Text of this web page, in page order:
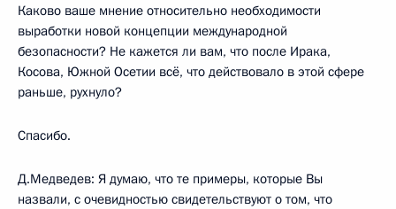
Каково ваше мнение относительно необходимости
выработки новой концепции международной
безопасности? Не кажется ли вам, что после Ирака,
Косова, Южной Осетии всё, что действовало в этой сфере
раньше, рухнуло?
Спасибо.
Д.Медведев: Я думаю, что те примеры, которые Вы
назвали, с очевидностью свидетельствуют о том, что